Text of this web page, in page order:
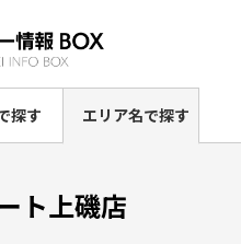
探す エリア名で探す
ト上磯店